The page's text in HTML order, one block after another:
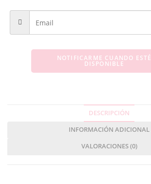
NOTIFICARME CUANDO ESTÉ
DISPONIBLE
DESCRIPCIÓN
INFORMACIÓN ADICIONAL
VALORACIONES (0)